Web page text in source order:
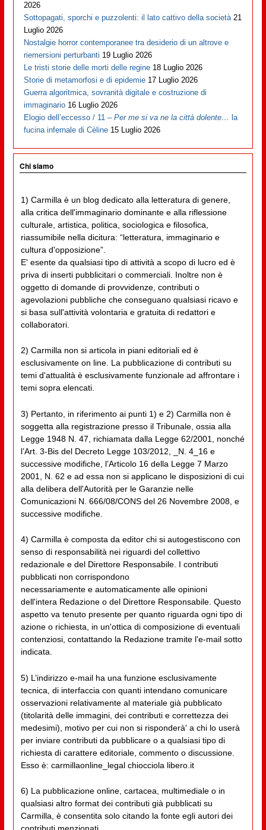
2026
Sottopagati, sporchi e puzzolenti: il lato cattivo della società 21
Luglio 2026
Nostalgie horror contemporanee tra desiderio di un altrove e
riemersioni perturbanti 19 Luglio 2026
Le tristi storie delle morti delle regine 18 Luglio 2026
Storie di metamorfosi e di epidemie 17 Luglio 2026
Guerra algoritmica, sovranità digitale e costruzione di
immaginario 16 Luglio 2026
Elogio dell’eccesso / 11 –Per me si va ne la città dolente… la
fucina infernale di Cèline 15 Luglio 2026
Chi siamo
1) Carmilla è un blog dedicato alla letteratura di genere,
alla critica dell'immaginario dominante e alla riflessione
culturale, artistica, politica, sociologica e filosofica,
riassumibile nella dicitura: “letteratura, immaginario e
cultura d'opposizione”.
E' esente da qualsiasi tipo di attività a scopo di lucro ed è
priva di inserti pubblicitari o commerciali. Inoltre non è
oggetto di domande di provvidenze, contributi o
agevolazioni pubbliche che conseguano qualsiasi ricavo e
si basa sull'attività volontaria e gratuita di redattori e
collaboratori.
2) Carmilla non si articola in piani editoriali ed è
esclusivamente on line. La pubblicazione di contributi su
temi d'attualità è esclusivamente funzionale ad affrontare i
temi sopra elencati.
3) Pertanto, in riferimento ai punti 1) e 2) Carmilla non è
soggetta alla registrazione presso il Tribunale, ossia alla
Legge 1948 N. 47, richiamata dalla Legge 62/2001, nonché
l’Art. 3-Bis del Decreto Legge 103/2012, _N. 4_16 e
successive modifiche, l’Articolo 16 della Legge 7 Marzo
2001, N. 62 e ad essa non si applicano le disposizioni di cui
alla delibera dell'Autorità per le Garanzie nelle
Comunicazioni N. 666/08/CONS del 26 Novembre 2008, e
successive modifiche.
4) Carmilla è composta da editor chi si autogestiscono con
senso di responsabilità nei riguardi del collettivo
redazionale e del Direttore Responsabile. I contributi
pubblicati non corrispondono
necessariamente e automaticamente alle opinioni
dell'intera Redazione o del Direttore Responsabile. Questo
aspetto va tenuto presente per quanto riguarda ogni tipo di
azione o richiesta, in un'ottica di composizione di eventuali
contenziosi, contattando la Redazione tramite l'e-mail sotto
indicata.
5) L’indirizzo e-mail ha una funzione esclusivamente
tecnica, di interfaccia con quanti intendano comunicare
osservazioni relativamente al materiale già pubblicato
(titolarità delle immagini, dei contributi e correttezza dei
medesimi), motivo per cui non si risponderà' a chi lo userà
per inviare contributi da pubblicare o a qualsiasi tipo di
richiesta di carattere editoriale, commento o discussione.
Esso è: carmillaonline_legal chiocciola libero.it
6) La pubblicazione online, cartacea, multimediale o in
qualsiasi altro format dei contributi già pubblicati su
Carmilla, è consentita solo citando la fonte egli autori dei